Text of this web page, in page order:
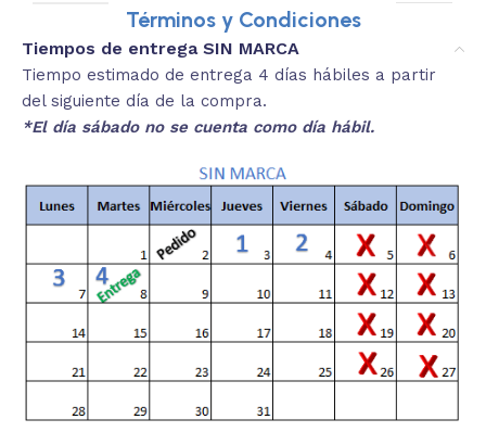
Términos y Condiciones
Tiempos de entrega SIN MARCA
Tiempo estimado de entrega 4 días hábiles a partir
del siguiente día de la compra.
*El día sábado no se cuenta como día hábil.